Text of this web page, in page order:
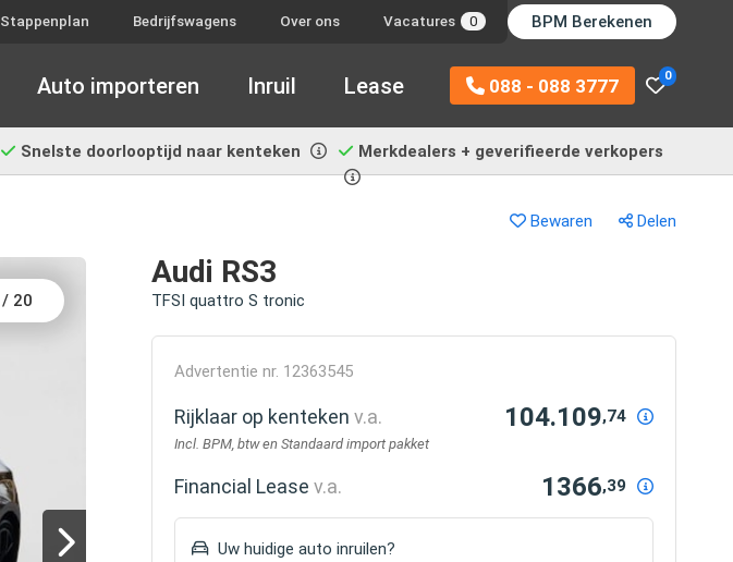
Stappenplan Bedrijfswagens Over ons Vacatures 0 BPM Berekenen
0
088 - 088 3777
Auto importeren Inruil Lease
Snelste doorlooptijd naar kenteken Merkdealers + geverifieerde verkopers
Bewaren Delen
/ 20
Audi RS3
TFSI quattro S tronic
Advertentie nr. 12363545
Rijklaar op kentekenv.a. 104.109,74
Incl. BPM, btw en Standaard import pakket
Financial Leasev.a. 1366,39
Uw huidige auto inruilen?